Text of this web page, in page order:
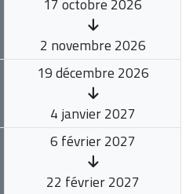
17 octobre 2026
2 novembre 2026
19 décembre 2026
4 janvier 2027
6 février 2027
22 février 2027